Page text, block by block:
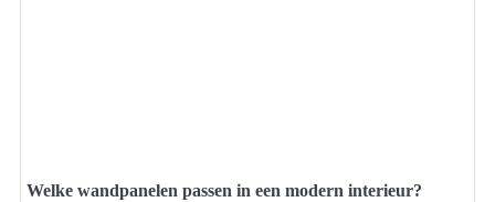
Welke wandpanelen passen in een modern interieur?